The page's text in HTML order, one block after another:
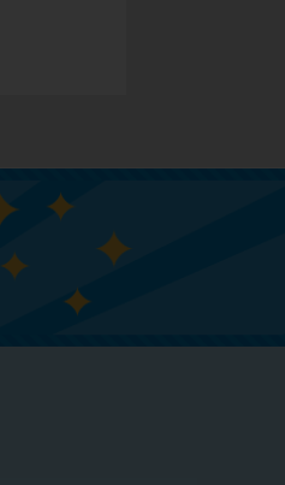
を借りてはいけない
断の目安や審査に通